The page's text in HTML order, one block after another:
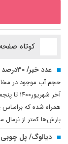
کوتاه
عدد خبر/ 30درصد
همراه شده که
بارش‌ها کمتر از نرمال
دیالوگ/ پل چوبی